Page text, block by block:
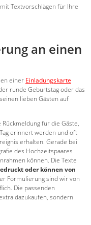
Textvorschlägen für Ihre
an einen
einer Einladungskarte
runde Geburtstag oder das
lieben Gästen auf
für die Gäste,
erinnert werden und oft
erhalten. Gerade bei
des Hochzeitspaares
können. Die Texte
oder können von
Formulierung sind wir von
Die passenden
dazukaufen, sondern